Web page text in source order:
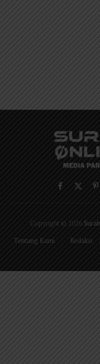
Facebook
X
Copyright © 2026
Tentang Kami
Redaksi